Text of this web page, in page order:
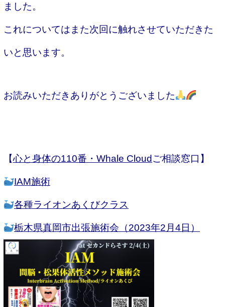
ました。
これについてはまた次回に触れさせていただきた
いと思います。
お読みいただきありがとうございました
【心と身体の110番・Whale Cloud ご相談窓口】
IAM施術
各種ライオンあくびクラス
栃木県真岡市出張施術会（2023年2月4日）